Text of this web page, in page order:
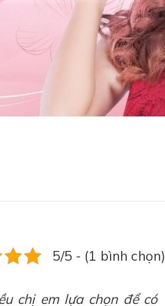
5/5 - (1 bình chọn)
chị em lựa chọn để có